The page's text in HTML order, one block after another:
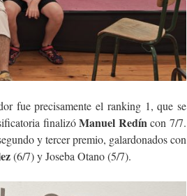
fue precisamente el ranking 1, que se
finalizóManuel Redín con 7/7.
y tercer premio, galardonados con
(6/7) y Joseba Otano (5/7).